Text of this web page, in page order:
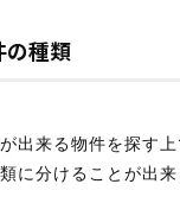
種類
出来る物件を探す
に分けることが出来